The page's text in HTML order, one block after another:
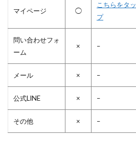
マイページ ◯
こちらをタッ
プ
問い合わせフォ
ーム
× –
メール × –
公式LINE × –
その他 × –